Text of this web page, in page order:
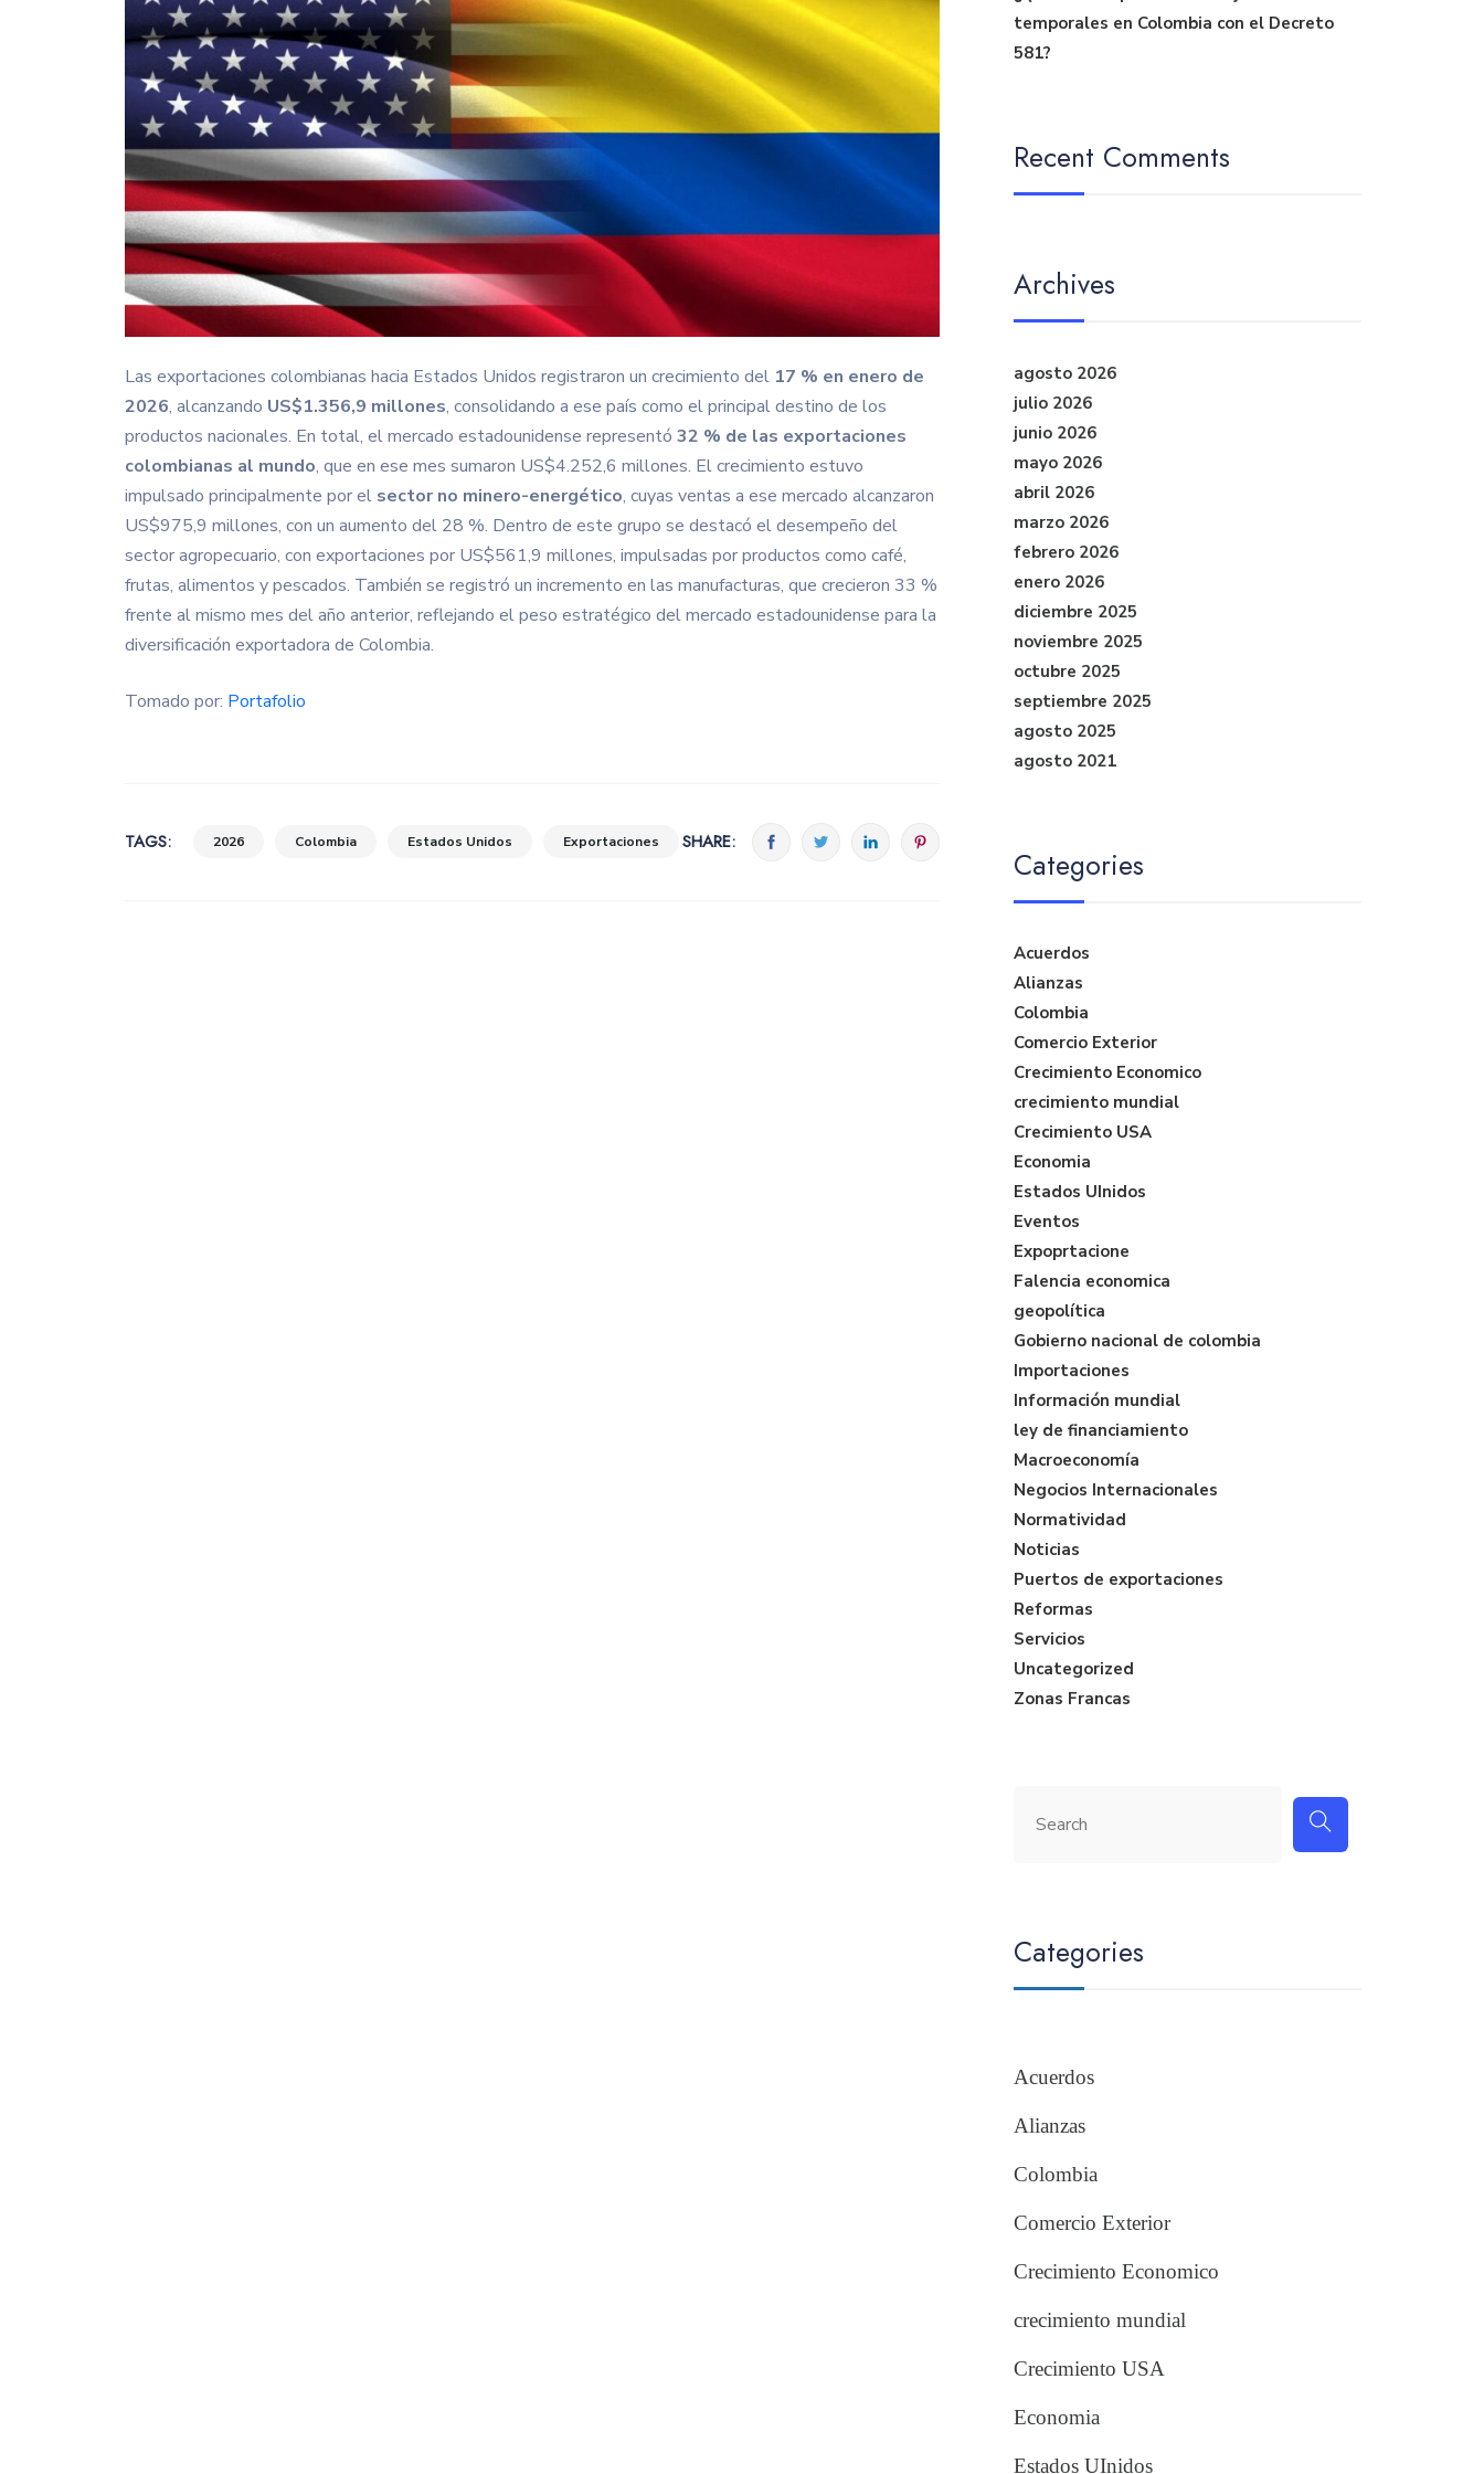
Las exportaciones colombianas hacia Estados Unidos registraron un crecimiento del 17 % en enero de
2026, alcanzando US$1.356,9 millones, consolidando a ese país como el principal destino de los
productos nacionales. En total, el mercado estadounidense representó32 % de las exportaciones
colombianas al mundo, que en ese mes sumaron US$4.252,6 millones. El crecimiento estuvo
impulsado principalmente por el sector no minero-energético, cuyas ventas a ese mercado alcanzaron
US$975,9 millones, con un aumento del 28 %. Dentro de este grupo se destacó el desempeño del
sector agropecuario, con exportaciones por US$561,9 millones, impulsadas por productos como café,
frutas, alimentos y pescados. También se registró un incremento en las manufacturas, que crecieron 33 %
frente al mismo mes del año anterior, reflejando el peso estratégico del mercado estadounidense para la
diversificación exportadora de Colombia.
Tomado por: Portafolio
TAGS: 2026 Colombia Estados Unidos Exportaciones SHARE:
temporales en Colombia con el Decreto
581?
Recent Comments
Archives
agosto 2026
julio 2026
junio 2026
mayo 2026
abril 2026
marzo 2026
febrero 2026
enero 2026
diciembre 2025
noviembre 2025
octubre 2025
septiembre 2025
agosto 2025
agosto 2021
Categories
Acuerdos
Alianzas
Colombia
Comercio Exterior
Crecimiento Economico
crecimiento mundial
Crecimiento USA
Economia
Estados UInidos
Eventos
Expoprtacione
Falencia economica
geopolítica
Gobierno nacional de colombia
Importaciones
Información mundial
ley de financiamiento
Macroeconomía
Negocios Internacionales
Normatividad
Noticias
Puertos de exportaciones
Reformas
Servicios
Uncategorized
Zonas Francas
Categories
Acuerdos
Alianzas
Colombia
Comercio Exterior
Crecimiento Economico
crecimiento mundial
Crecimiento USA
Economia
Estados UInidos